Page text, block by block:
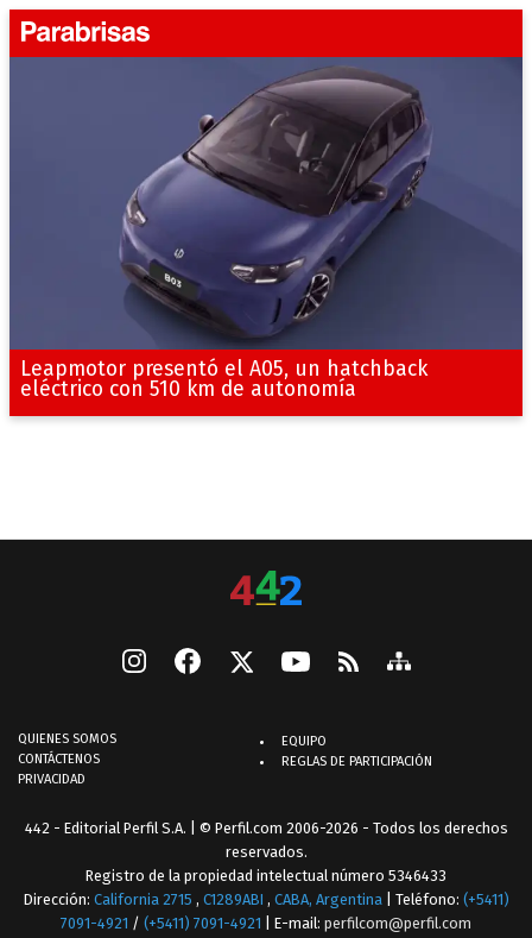
Leapmotor presentó el A05, un hatchback
eléctrico con 510 km de autonomía
QUIENES SOMOS
CONTÁCTENOS
PRIVACIDAD
EQUIPO
REGLAS DE PARTICIPACIÓN
442 - Editorial Perfil S.A. | © Perfil.com 2006-2026 - Todos los derechos
reservados.
Registro de la propiedad intelectual número 5346433
Dirección: California 2715 , C1289ABI , CABA, Argentina | Teléfono: (+5411)
7091-4921 / (+5411) 7091-4921 | E-mail: perfilcom@perfil.com